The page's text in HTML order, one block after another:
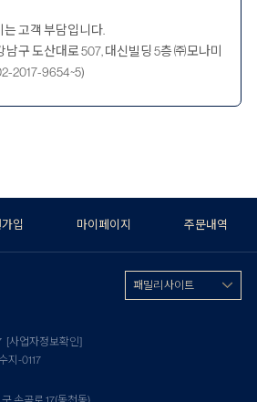
고객 부담입니다.
남구 도산대로 507, 대신빌딩 5층 ㈜모나미
2017-9654~5)
입 마이페이지 주문내역
[사업자정보확인]
지-0117
패밀리 사이트